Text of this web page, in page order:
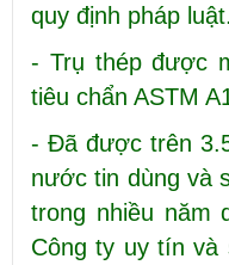
quy định pháp luật.
- Trụ thép được
tiêu chẩn ASTM
- Đã được trên
nước tin dùng và
trong nhiều năm
Công ty uy tín và